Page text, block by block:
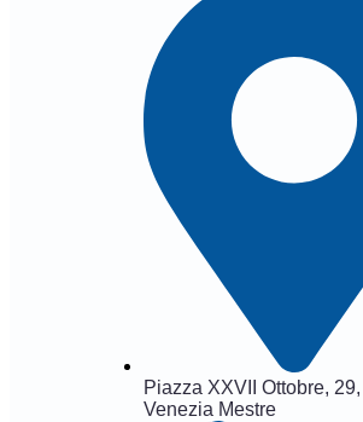
Piazza XXVII Ottobre,
Venezia Mestre